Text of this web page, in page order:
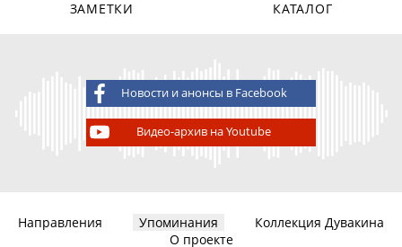
ЗАМЕТКИ
КАТАЛОГ
Новости и анонсы в Facebook
Видео-архив на Youtube
Направления Упоминания
Коллекция Дувакина
О проекте